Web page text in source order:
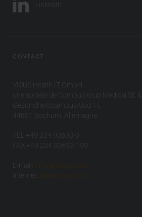
LinkedIn
CONTACT
VISUS Health IT GmbH
une société de CompuGroup Medical SE
Gesundheitscampus-Süd 15
44801 Bochum, Allemagne
TÉL +49 234 93693-0
FAX +49 234 93693-199
E-mail:
info(at)visus.com
Internet:
www.visus.com